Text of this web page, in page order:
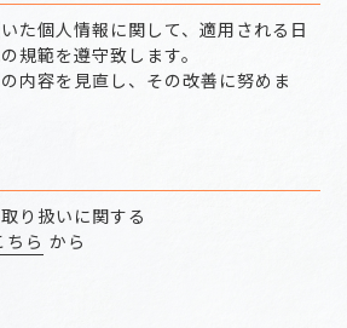
た個人情報に関して、適用される日
規範を遵守致します。
内容を見直し、その改善に努めま
り扱いに関する
ちら から